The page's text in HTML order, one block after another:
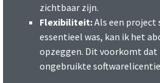
zichtbaar zijn.
Flexibiliteit:Als een
essentieel was, kan ik het
opzeggen. Dit voorkomt dat
ongebruikte